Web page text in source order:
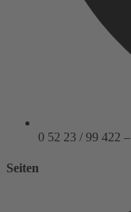
0 52 23 / 99 422
Seiten